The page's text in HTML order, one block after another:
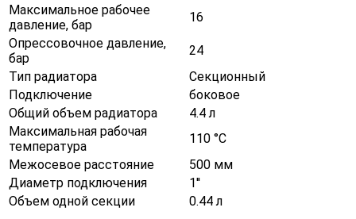
Максимальное рабочее
давление, бар
16
Опрессовочное давление,
бар
24
Тип радиатора
Секционный
Подключение
боковое
Общий объем радиатора
4.4 л
Максимальная рабочая
температура
110 °С
Межосевое расстояние
500 мм
Диаметр подключения
1''
Объем одной секции
0.44 л